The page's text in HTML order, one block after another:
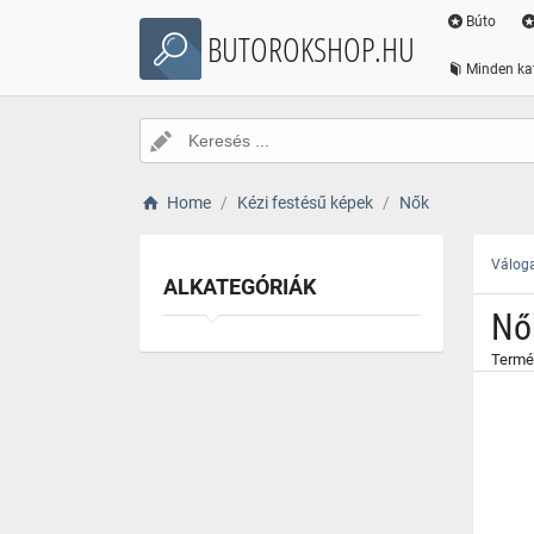
BUTOROKSHOP.HU
Búto
Minden
Home Kézi festésű képek Nők
ALKATEGÓRIÁK